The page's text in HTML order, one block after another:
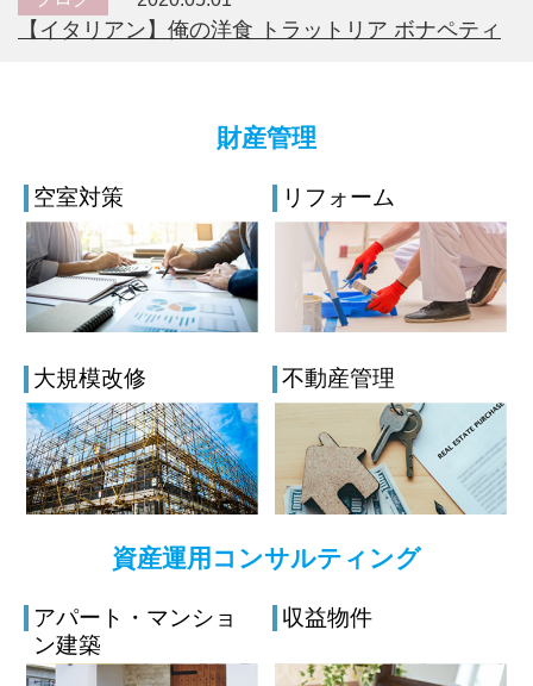
【イタリアン】俺の洋食 トラットリア ボナペティ
財産管理
空室対策 リフォーム
大規模改修 不動産管理
資産運用コンサルティング
アパート・マンショ
ン建築
収益物件